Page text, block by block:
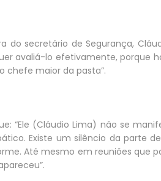
do secretário de Segurança,
avaliá-lo efetivamente, porque
chefe maior da pasta”.
“Ele (Cláudio Lima) não se
Existe um silêncio da parte
Até mesmo em reuniões que